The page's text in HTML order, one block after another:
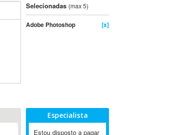
Selecionadas (max 5)
Adobe Photoshop [x]
Especialista
Estou disposto a pagar